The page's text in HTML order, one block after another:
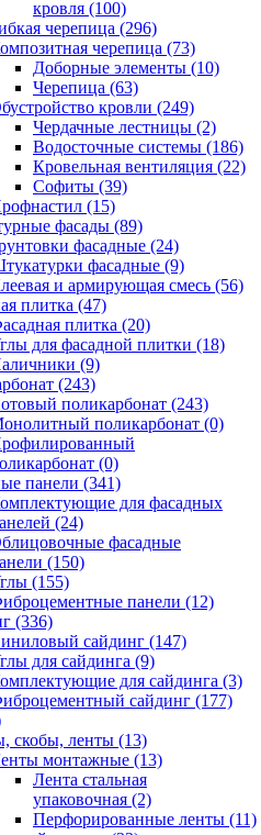
кровля (100)
черепица (296)
черепица (73)
Доборные элементы (10)
Черепица (63)
кровли (249)
Чердачные лестницы (2)
Водосточные системы (186)
Кровельная вентиляция (22)
Cофиты (39)
(15)
фасады (89)
фасадные (24)
фасадные (9)
и армирующая смесь (56)
плитка (47)
плитка (20)
для фасадной плитки (18)
(9)
(243)
поликарбонат (243)
поликарбонат (0)
(0)
панели (341)
для фасадных
(24)
фасадные
(150)
(155)
панели (12)
(336)
сайдинг (147)
для сайдинга (9)
для сайдинга (3)
сайдинг (177)
скобы, ленты (13)
монтажные (13)
Лента стальная
упаковочная (2)
Перфорированные ленты (11)